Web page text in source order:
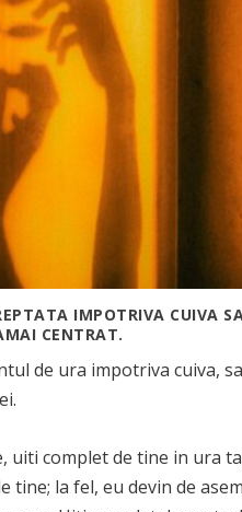
IMPOTRIVA CUIVA
CENTRAT.
de ura impotriva cuiva,
uiti complet de tine in ura
tine; la fel, eu devin de